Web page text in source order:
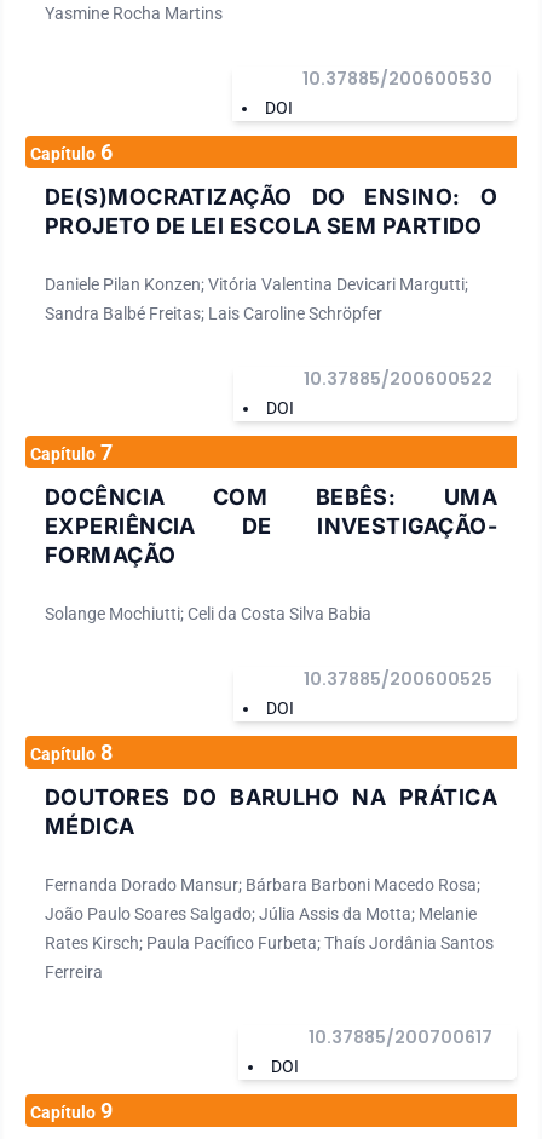
Yasmine Rocha Martins
DOI
10.37885/200600530
Capítulo 6
DE(S)MOCRATIZAÇÃO DO ENSINO: O
PROJETO DE LEI ESCOLA SEM PARTIDO
Daniele Pilan Konzen; Vitória Valentina Devicari Margutti;
Sandra Balbé Freitas; Lais Caroline Schröpfer
DOI
10.37885/200600522
Capítulo 7
DOCÊNCIA COM BEBÊS: UMA
EXPERIÊNCIA DE INVESTIGAÇÃO-
FORMAÇÃO
Solange Mochiutti; Celi da Costa Silva Babia
DOI
10.37885/200600525
Capítulo 8
DOUTORES DO BARULHO NA PRÁTICA
MÉDICA
Fernanda Dorado Mansur; Bárbara Barboni Macedo Rosa;
João Paulo Soares Salgado; Júlia Assis da Motta; Melanie
Rates Kirsch; Paula Pacífico Furbeta; Thaís Jordânia Santos
Ferreira
DOI
10.37885/200700617
Capítulo 9